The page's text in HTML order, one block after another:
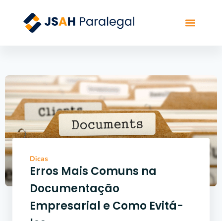
Dicas
Erros Mais Comuns na
Documentação
Empresarial e Como Evitá-